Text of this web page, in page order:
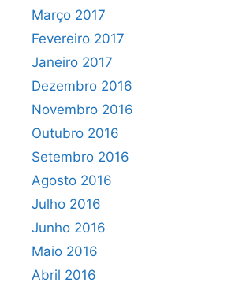
Março 2017
Fevereiro 2017
Janeiro 2017
Dezembro 2016
Novembro 2016
Outubro 2016
Setembro 2016
Agosto 2016
Julho 2016
Junho 2016
Maio 2016
Abril 2016